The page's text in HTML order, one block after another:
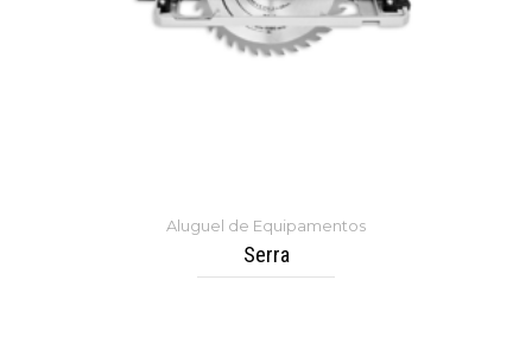
Aluguel de Equipamentos
Serra